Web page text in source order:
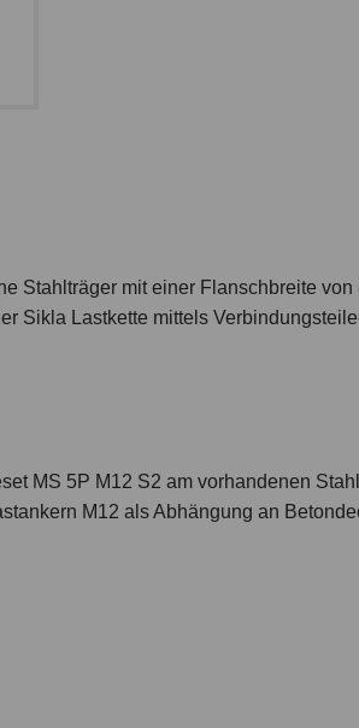
Stahlträger mit einer Flanschbreite
Sikla Lastkette mittels
MS 5P M12 S2 am vorhandenen
M12 als Abhängung an